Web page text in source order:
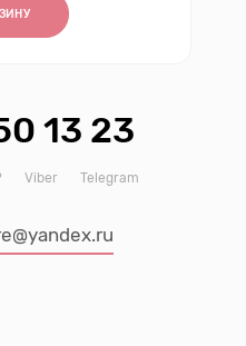
13 23
Viber Telegram